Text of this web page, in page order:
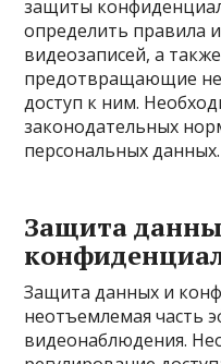
защиты
определить правила
видеозаписей, а
предотвращающие
доступ к ним.
законодательных
персональных данных.
Защита
Защита данных и
неотъемлемая часть
видеонаблюдения.